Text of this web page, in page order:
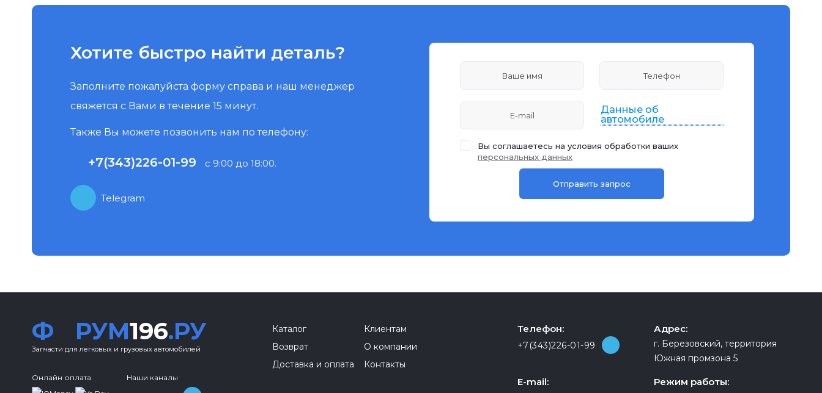
Хотите быстро найти деталь?
Заполните пожалуйста форму справа и наш менеджер
свяжется с Вами в течение 15 минут.
Также Вы можете позвонить нам по телефону:
+7(343)226-01-99 с 9:00 до 18:00.
Telegram
Данные об
автомобиле
Вы соглашаетесь на условия обработки ваших
персональных данных
Ф РУМ196.РУ
Запчасти для легковых и грузовых автомобилей
Онлайн оплата Наши каналы
Каталог
Возврат
Доставка и оплата
Клиентам
О компании
Контакты
Телефон:
+7(343)226-01-99
Адрес:
г. Березовский, территория
Южная промзона 5
E-mail: Режим работы: